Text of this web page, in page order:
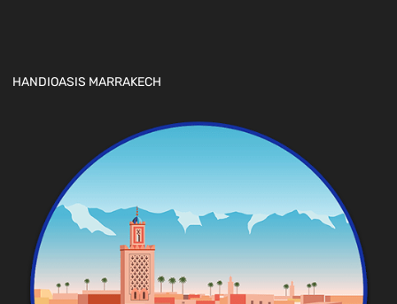
HANDIOASIS MARRAKECH